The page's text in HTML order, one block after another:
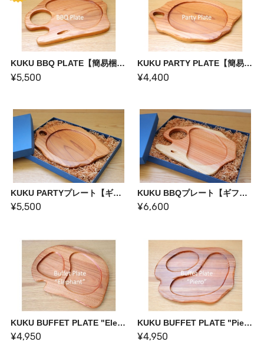
KUKU BBQ PLATE【簡易梱包】
¥5,500
KUKU PARTY PLATE【簡易梱包】
¥4,400
KUKU PARTYプレート【ギフトボックス】
¥5,500
KUKU BBQプレート【ギフトボックス】
¥6,600
KUKU BUFFET PLATE "Elephant" -ビュッフェプレート-
¥4,950
KUKU BUFFET PLATE "Piero" -ビュッフェプレート-
¥4,950